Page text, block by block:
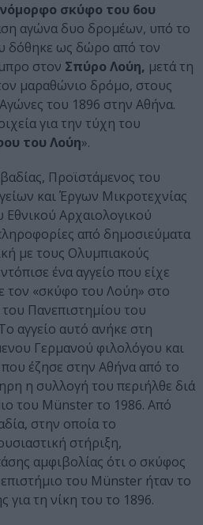
σκύφο του 6ου
αγώνα δυο δρομέων, υπό το
δόθηκε ως δώρο από τον
στον Σπύρο Λούη, μετά τη
μαραθώνιο δρόμο, στους
του 1896 στην Αθήνα.
για την τύχη του
του Λούη».
Προϊστάμενος του
και Έργων Μικροτεχνίας
Εθνικού Αρχαιολογικού
από δημοσιεύματα
με τους Ολυμπιακούς
ένα αγγείο που είχε
τον «σκύφο του Λούη» στο
Πανεπιστημίου του
αγγείο αυτό ανήκε στη
Γερμανού φιλολόγου και
έζησε στην Αθήνα από το
η συλλογή του περιήλθε διά
του Münster το 1986. Από
στην οποία το
στήριξη,
αμφιβολίας ότι ο σκύφος
του Münster ήταν το
τη νίκη του το 1896.